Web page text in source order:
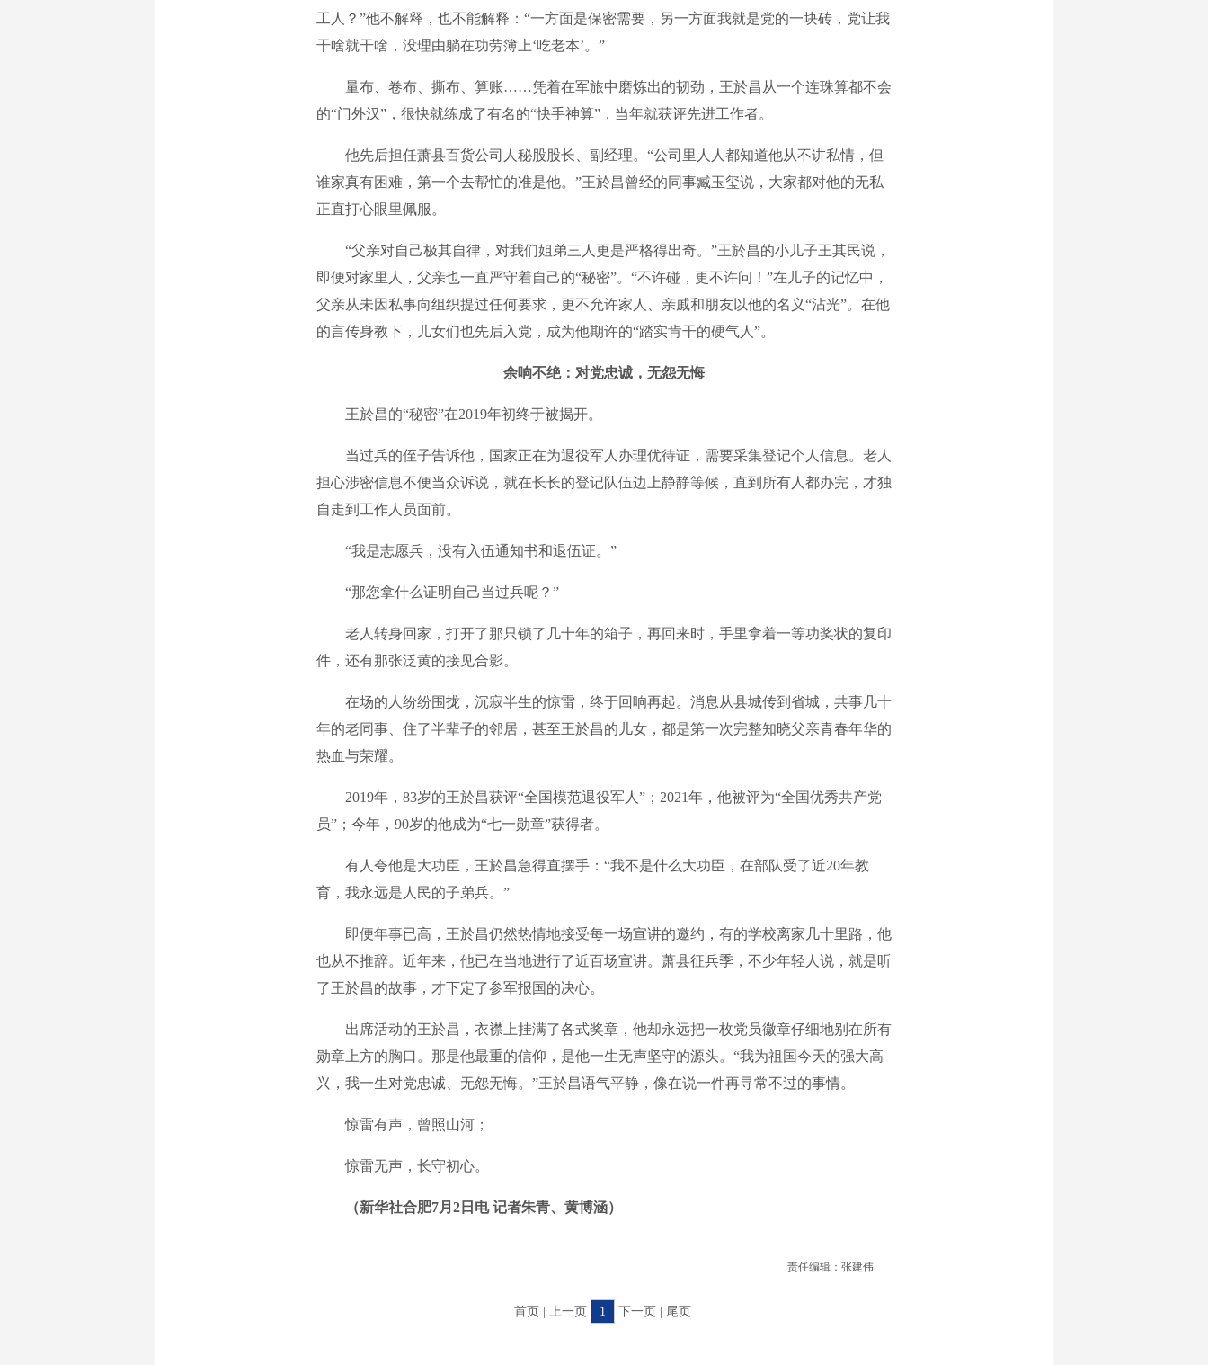
工人？”他不解释，也不能解释：“一方面是保密需要，另一方面我就是党的一块砖，党让我
干啥就干啥，没理由躺在功劳簿上‘吃老本’。”
量布、卷布、撕布、算账……凭着在军旅中磨炼出的韧劲，王於昌从一个连珠算都不会
的“门外汉”，很快就练成了有名的“快手神算”，当年就获评先进工作者。
他先后担任萧县百货公司人秘股股长、副经理。“公司里人人都知道他从不讲私情，但
谁家真有困难，第一个去帮忙的准是他。”王於昌曾经的同事臧玉玺说，大家都对他的无私
正直打心眼里佩服。
“父亲对自己极其自律，对我们姐弟三人更是严格得出奇。”王於昌的小儿子王其民说，
即便对家里人，父亲也一直严守着自己的“秘密”。“不许碰，更不许问！”在儿子的记忆中，
父亲从未因私事向组织提过任何要求，更不允许家人、亲戚和朋友以他的名义“沾光”。在他
的言传身教下，儿女们也先后入党，成为他期许的“踏实肯干的硬气人”。
余响不绝：对党忠诚，无怨无悔
王於昌的“秘密”在2019年初终于被揭开。
当过兵的侄子告诉他，国家正在为退役军人办理优待证，需要采集登记个人信息。老人
担心涉密信息不便当众诉说，就在长长的登记队伍边上静静等候，直到所有人都办完，才独
自走到工作人员面前。
“我是志愿兵，没有入伍通知书和退伍证。”
“那您拿什么证明自己当过兵呢？”
老人转身回家，打开了那只锁了几十年的箱子，再回来时，手里拿着一等功奖状的复印
件，还有那张泛黄的接见合影。
在场的人纷纷围拢，沉寂半生的惊雷，终于回响再起。消息从县城传到省城，共事几十
年的老同事、住了半辈子的邻居，甚至王於昌的儿女，都是第一次完整知晓父亲青春年华的
热血与荣耀。
2019年，83岁的王於昌获评“全国模范退役军人”；2021年，他被评为“全国优秀共产党
员”；今年，90岁的他成为“七一勋章”获得者。
有人夸他是大功臣，王於昌急得直摆手：“我不是什么大功臣，在部队受了近20年教
育，我永远是人民的子弟兵。”
即便年事已高，王於昌仍然热情地接受每一场宣讲的邀约，有的学校离家几十里路，他
也从不推辞。近年来，他已在当地进行了近百场宣讲。萧县征兵季，不少年轻人说，就是听
了王於昌的故事，才下定了参军报国的决心。
出席活动的王於昌，衣襟上挂满了各式奖章，他却永远把一枚党员徽章仔细地别在所有
勋章上方的胸口。那是他最重的信仰，是他一生无声坚守的源头。“我为祖国今天的强大高
兴，我一生对党忠诚、无怨无悔。”王於昌语气平静，像在说一件再寻常不过的事情。
惊雷有声，曾照山河；
惊雷无声，长守初心。
（新华社合肥7月2日电 记者朱青、黄博涵）
责任编辑：张建伟
首页 | 上一页 1 下一页 | 尾页